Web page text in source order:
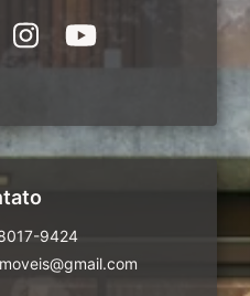
9424